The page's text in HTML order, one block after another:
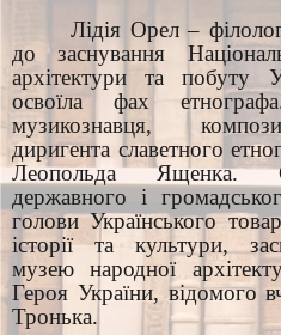
Лідія Орел –
до заснування
архітектури та побуту
освоїла фах
музикознавця,
диригента славетного
Леопольда Ященка.
державного і
голови Українського
історії та культури,
музею народної
Героя України, відомого
Тронька.